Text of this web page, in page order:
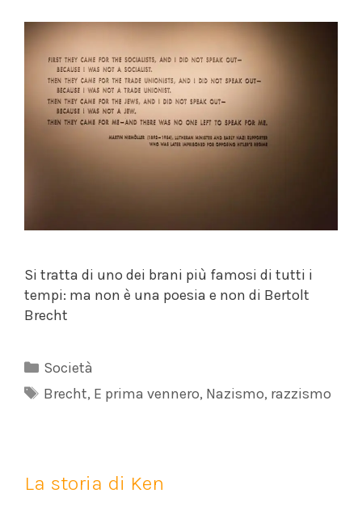
Si tratta di uno dei brani più famosi di tutti i
tempi: ma non è una poesia e non di Bertolt
Brecht
Categorie
Società
Tag
Brecht, E prima vennero, Nazismo, razzismo
La storia di Ken